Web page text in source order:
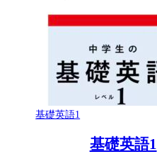
基礎英語1
基礎英語1